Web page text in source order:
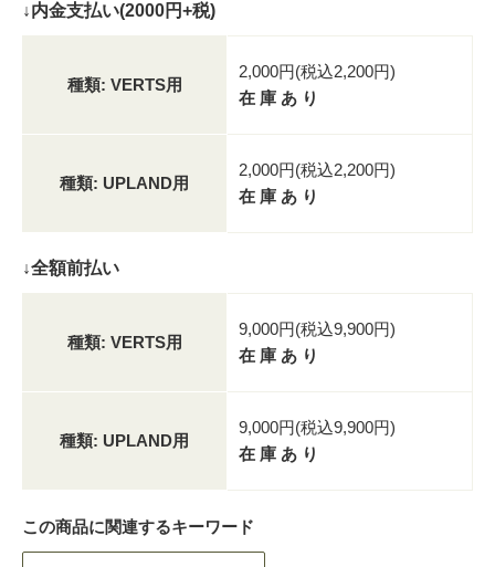
↓内金支払い(2000円+税)
種類: VERTS用
2,000円(税込2,200円)
在 庫 あ り
種類: UPLAND用
2,000円(税込2,200円)
在 庫 あ り
↓全額前払い
種類: VERTS用
9,000円(税込9,900円)
在 庫 あ り
種類: UPLAND用
9,000円(税込9,900円)
在 庫 あ り
この商品に関連するキーワード